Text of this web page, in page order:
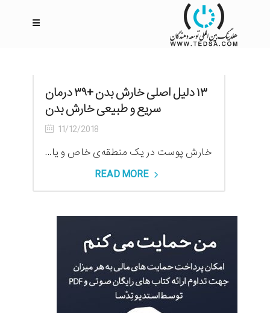
۱۳ دلیل اصلی خارش بدن +۳۹ درمان
سریع و طبیعی خارش بدن
11/12/2018
خارش پوست در یک منطقه‌ی خاص و یا...
READ MORE